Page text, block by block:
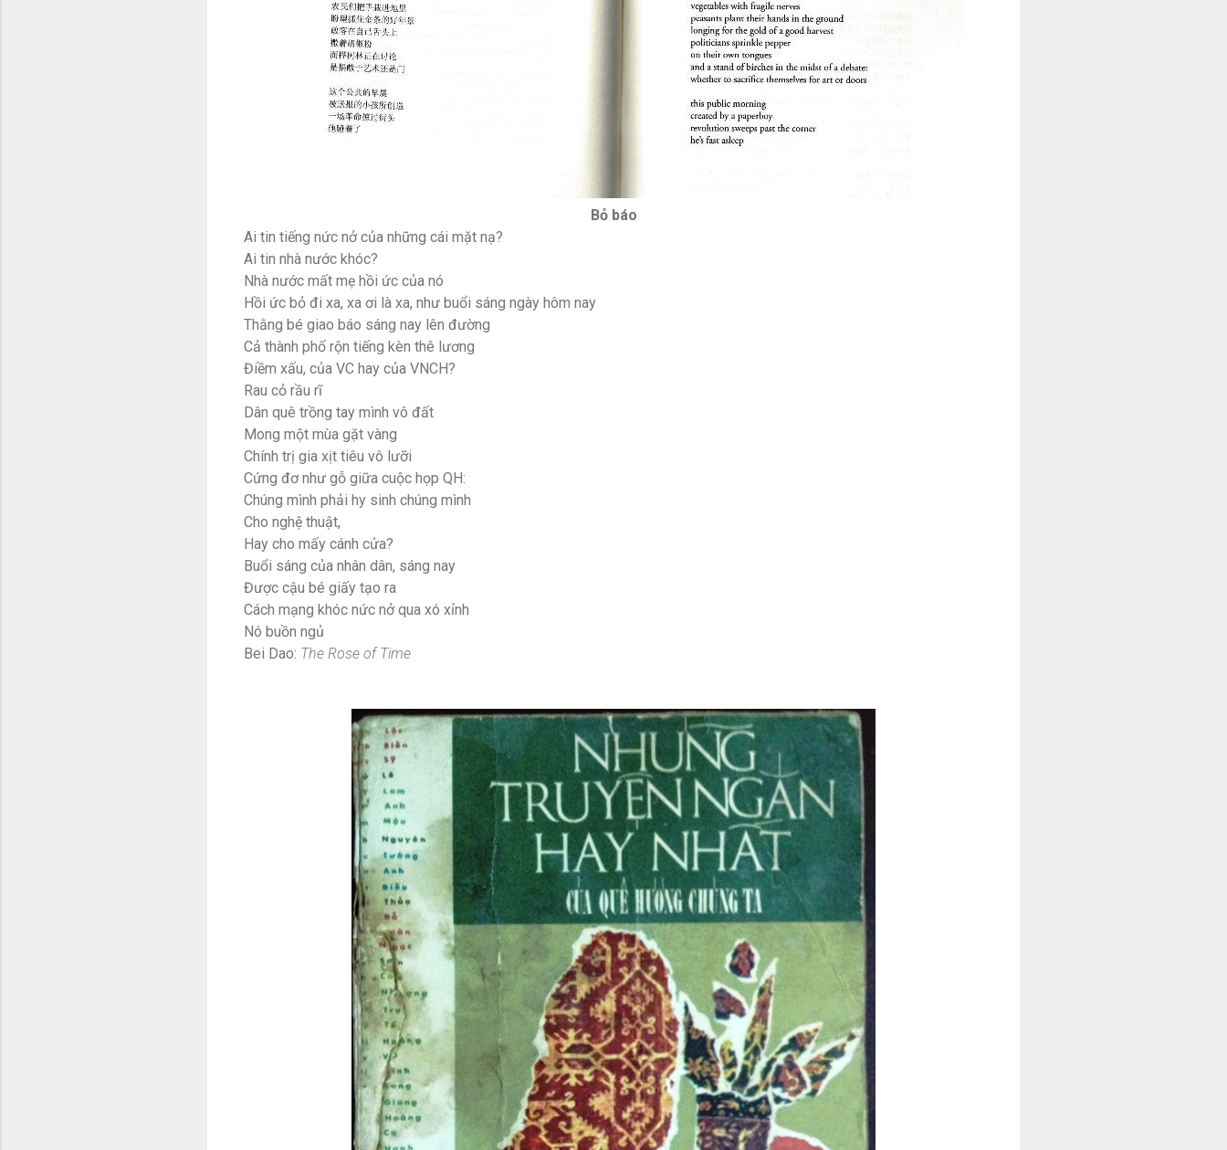
Bỏ báo
Ai tin tiếng nức nở của những cái mặt nạ?
Ai tin nhà nước khóc?
Nhà nước mất mẹ hồi ức của nó
Hồi ức bỏ đi xa, xa ơi là xa, như buổi sáng ngày hôm nay
Thằng bé giao báo sáng nay lên đường
Cả thành phố rộn tiếng kèn thê lương
Điềm xấu, của VC hay của VNCH?
Rau cỏ rầu rĩ
Dân quê trồng tay mình vô đất
Mong một mùa gặt vàng
Chính trị gia xịt tiêu vô lưỡi
Cứng đơ như gỗ giữa cuộc họp QH:
Chúng mình phải hy sinh chúng mình
Cho nghệ thuật,
Hay cho mấy cánh cửa?
Buổi sáng của nhân dân, sáng nay
Được cậu bé giấy tạo ra
Cách mạng khóc nức nở qua xó xỉnh
Nó buồn ngủ
Bei Dao: The Rose of Time